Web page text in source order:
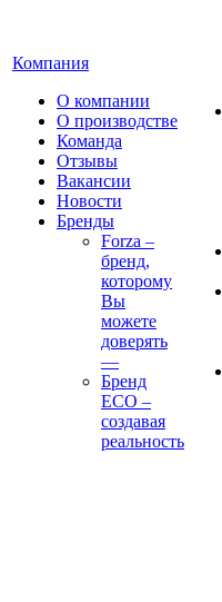
Компания
О компании
О производстве
Команда
Отзывы
Вакансии
Новости
Бренды
Forza –
бренд,
которому
Вы
можете
доверять
—
Бренд
ECO –
создавая
реальность